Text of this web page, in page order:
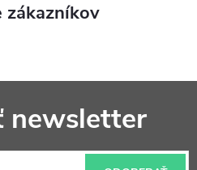
zákazníkov
newsletter